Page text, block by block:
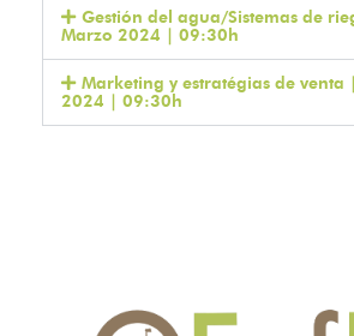
Gestión del agua/Sistemas de
Marzo 2024 | 09:30h
Marketing y estratégias de venta
2024 | 09:30h